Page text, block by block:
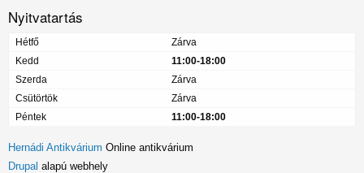
Nyitvatartás
Hétfő
Zárva
Kedd
11:00-18:00
Szerda
Zárva
Csütörtök
Zárva
Péntek
11:00-18:00
Hernádi Antikvárium Online antikvárium
Drupal alapú webhely